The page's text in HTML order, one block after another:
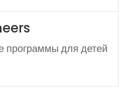
программы для детей